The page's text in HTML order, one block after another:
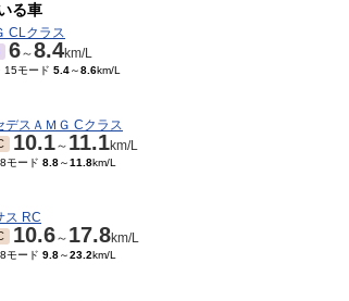
る車
CLクラス
6～8.4km/L
モード 5.4～8.6km/L
デスＡＭＧ Cクラス
10.1～ 11.1km/L
モード 8.8～11.8km/L
ス RC
10.6～ 17.8km/L
モード 9.8～23.2km/L